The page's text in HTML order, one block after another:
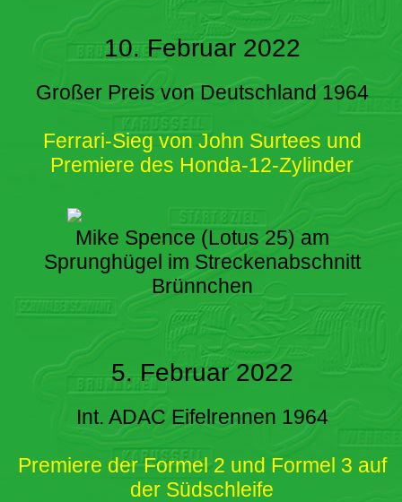
10. Februar 2022
Großer Preis von Deutschland 1964
Ferrari-Sieg von John Surtees und
Premiere des Honda-12-Zylinder
Mike Spence (Lotus 25) am
Sprunghügel im Streckenabschnitt
Brünnchen
5. Februar 2022
Int. ADAC Eifelrennen 1964
Premiere der Formel 2 und Formel 3 auf
der Südschleife